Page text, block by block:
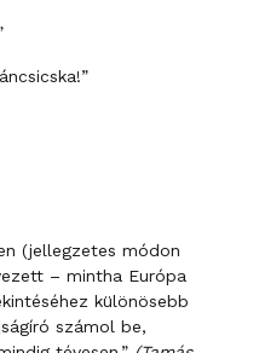
(jellegzetes módon
– mintha Európa
különösebb
számol be,